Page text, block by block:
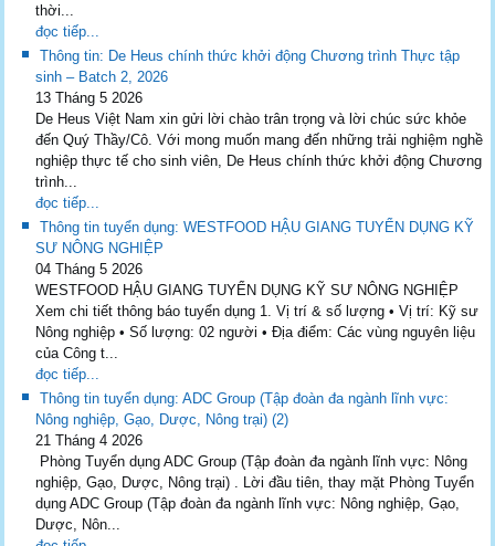
thời...
đọc tiếp...
Thông tin: De Heus chính thức khởi động Chương trình Thực tập
sinh – Batch 2, 2026
13 Tháng 5 2026
De Heus Việt Nam xin gửi lời chào trân trọng và lời chúc sức khỏe
đến Quý Thầy/Cô. Với mong muốn mang đến những trải nghiệm nghề
nghiệp thực tế cho sinh viên, De Heus chính thức khởi động Chương
trình...
đọc tiếp...
Thông tin tuyển dụng: WESTFOOD HẬU GIANG TUYỂN DỤNG KỸ
SƯ NÔNG NGHIỆP
04 Tháng 5 2026
WESTFOOD HẬU GIANG TUYỂN DỤNG KỸ SƯ NÔNG NGHIỆP
Xem chi tiết thông báo tuyển dụng 1. Vị trí & số lượng • Vị trí: Kỹ sư
Nông nghiệp • Số lượng: 02 người • Địa điểm: Các vùng nguyên liệu
của Công t...
đọc tiếp...
Thông tin tuyển dụng: ADC Group (Tập đoàn đa ngành lĩnh vực:
Nông nghiệp, Gạo, Dược, Nông trại) (2)
21 Tháng 4 2026
Phòng Tuyển dụng ADC Group (Tập đoàn đa ngành lĩnh vực: Nông
nghiệp, Gạo, Dược, Nông trại) . Lời đầu tiên, thay mặt Phòng Tuyển
dụng ADC Group (Tập đoàn đa ngành lĩnh vực: Nông nghiệp, Gạo,
Dược, Nôn...